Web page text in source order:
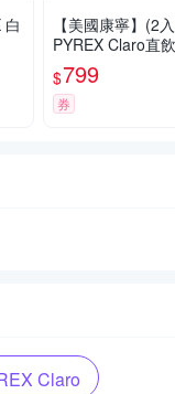
白
【美國康寧】(2
PYREX Claro直
攜耐熱玻璃水瓶
ml(2色任選)
$799
券
Claro